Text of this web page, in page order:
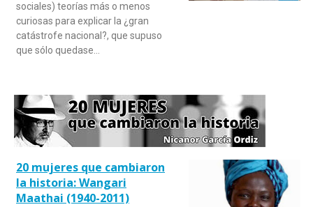
sociales) teorías más o menos
curiosas para explicar la ¿gran
catástrofe nacional?, que supuso
que sólo quedase…
20 mujeres que cambiaron
la historia: Wangari
Maathai (1940-2011)